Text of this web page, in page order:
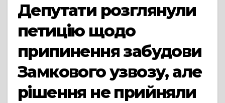
Депутати розглянули
петицію щодо
припинення забудови
Замкового узвозу, але
рішення не прийняли